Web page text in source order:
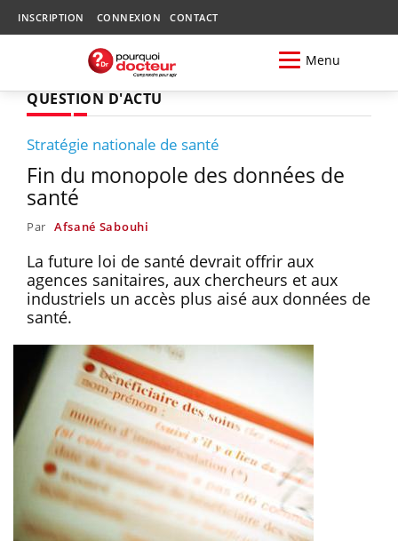
INSCRIPTION CONNEXION CONTACT
Menu
QUESTION D'ACTU
Stratégie nationale de santé
Fin du monopole des données de
santé
Par Afsané Sabouhi
La future loi de santé devrait offrir aux
agences sanitaires, aux chercheurs et aux
industriels un accès plus aisé aux données de
santé.